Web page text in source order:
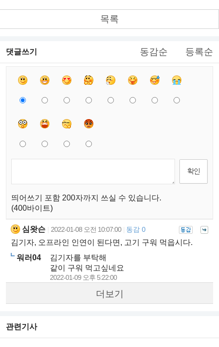
목록
댓글쓰기 동감순 등록순
띄어쓰기 포함 200자까지 쓰실 수 있습니다.
(400바이트)
심왓슨 2022-01-08 오전 10:07:00 동감 0
김기자, 오프라인 인연이 된다면, 고기 구워 먹읍시다.
워러04
김기자를 부탁해
같이 구워 먹고싶네요
2022-01-09 오후 5:22:00
더보기
관련기사